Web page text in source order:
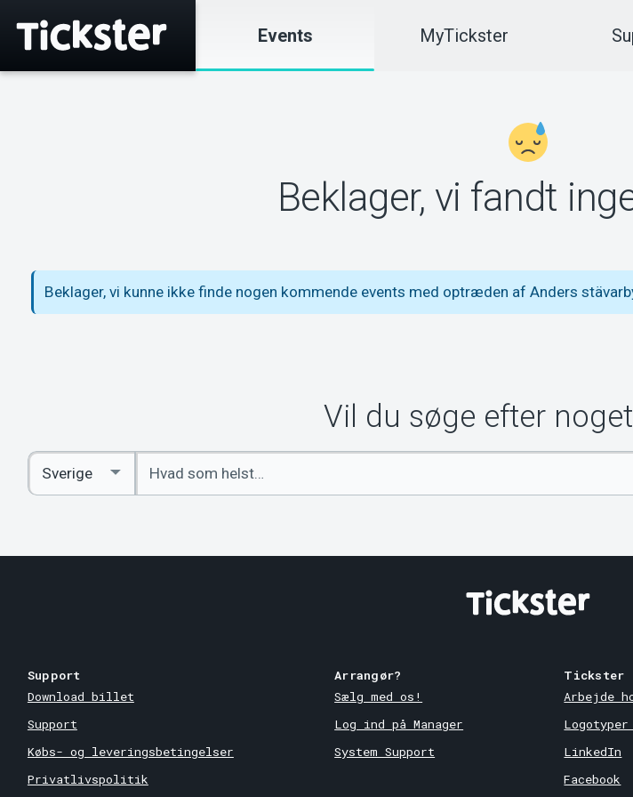
Events MyTickster
Beklager, vi fandt
Beklager, vi kunne ikke finde nogen kommende events med optræden af Anders
Vil du søge efter
Indtast
søgeord
Select
Country
Support
Download billet
Support
Købs- og leveringsbetingelser
Privatlivspolitik
Arrangør?
Sælg med os!
Log ind på Manager
System Support
Tickster
Arbejde
LinkedIn
Facebook